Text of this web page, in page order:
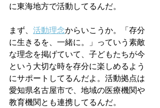
に東海地方で活動してるんだ。
まず、 活動理念からいこうか。「存分
に生きるを、一緒に。」っていう素敵
な理念を掲げていて、子どもたちが今
という大切な時を存分に楽しめるよう
にサポートしてるんだよ。活動拠点は
愛知県名古屋市で、地域の医療機関や
教育機関とも連携してるんだ。